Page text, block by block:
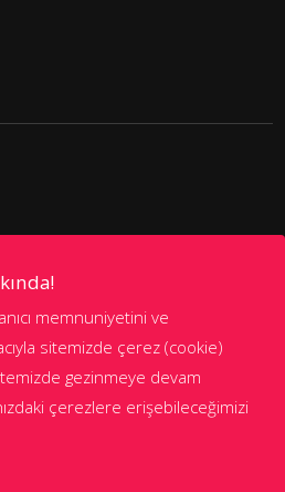
memnuniyetini ve
sitemizde çerez (cookie)
gezinmeye devam
çerezlere erişebileceğimizi